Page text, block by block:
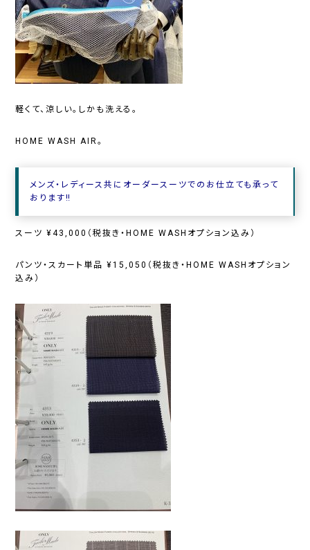
軽くて、涼しい。しかも洗える。
HOME WASH AIR。
メンズ・レディース共にオーダースーツでのお仕立ても承って
おります‼︎
スーツ ¥43,000（税抜き・HOME WASHオプション込み）
パンツ・スカート単品 ¥15,050（税抜き・HOME WASHオプション
込み）